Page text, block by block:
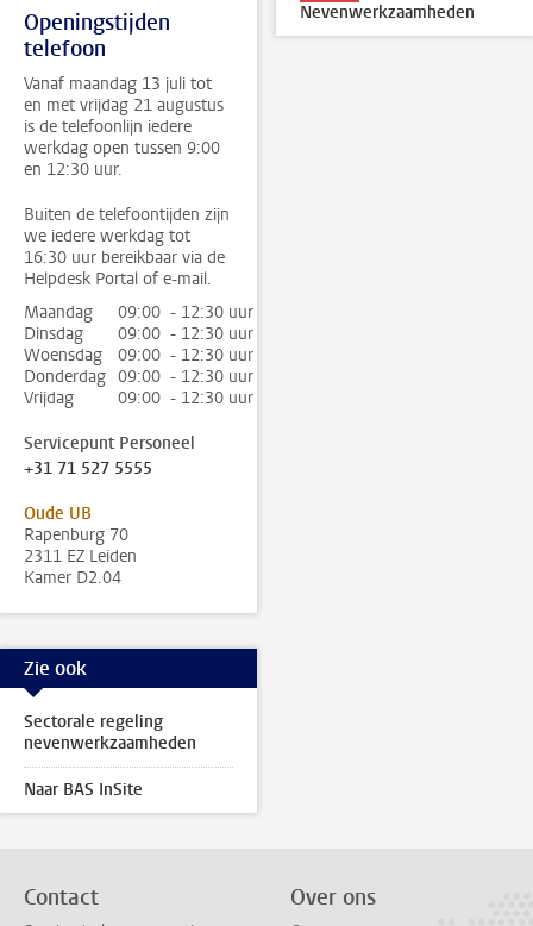
Openingstijden
telefoon
Vanaf maandag 13 juli tot
en met vrijdag 21 augustus
is de telefoonlijn iedere
werkdag open tussen 9:00
en 12:30 uur.
Buiten de telefoontijden zijn
we iedere werkdag tot
16:30 uur bereikbaar via de
Helpdesk Portal of e-mail.
Maandag
09:00 - 12:30 uur
Dinsdag
09:00 - 12:30 uur
Woensdag
09:00 - 12:30 uur
Donderdag 09:00 - 12:30 uur
Vrijdag
09:00 - 12:30 uur
Servicepunt Personeel
+31 71 527 5555
Oude UB
Rapenburg 70
2311 EZ Leiden
Kamer D2.04
Nevenwerkzaamheden
Zie ook
Sectorale regeling
nevenwerkzaamheden
Naar BAS InSite
Contact Over ons